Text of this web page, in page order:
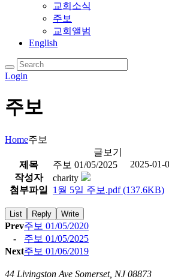
교회소식
주보
교회앨범
English
Login
주보
Home주보
글보기
제목
주보 01/05/2025
2025-01-
작성자
charity
첨부파일
1월 5일 주보.pdf(137.6KB)
List Reply Write
Prev주보 01/05/2020
-
주보 01/05/2025
Next주보 01/06/2019
44 Livingston Ave Somerset, NJ 08873